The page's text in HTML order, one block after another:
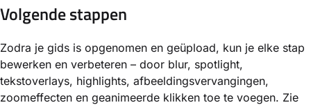
Volgende stappen
Zodra je gids is opgenomen en geüpload, kun je elke stap
bewerken en verbeteren – door blur, spotlight,
tekstoverlays, highlights, afbeeldingsvervangingen,
zoomeffecten en geanimeerde klikken toe te voegen. Zie